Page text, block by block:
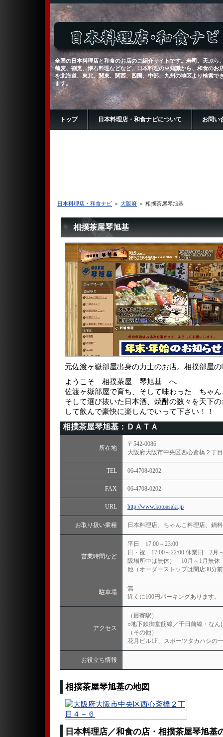
全国の日本料理店と和食のお店のご紹介サイトです。寿司、天ぷら
蕎麦、割烹、懐石料理などなど、日本料理の豆知識から、和食のお
を北海道、東北、関東、関西、四国、中部、九州の地区より検索で
ます。
トップ 日本料理店・和食ナビについて お問い
日本料理店・和食ナビ ＞ 大阪府 ＞ 相撲茶屋琴旭基
相撲茶屋琴旭基
元佐渡ヶ嶽部屋出身の力士のお店。相撲部屋
ようこそ 相撲茶屋 琴旭基 へ
佐渡ヶ嶽部屋で育ち、そして味わった ちゃん
そして選び抜いた日本酒、焼酎の数々を天下
して飲んで豪快に楽しんでいって下さい！！
相撲茶屋琴旭基：ＤＡＴＡ
所在地
〒542-0086
大阪府大阪市中央区西心斎橋２丁
TEL 06-4708-0202
FAX 06-4708-0202
URL http://www.kotoasaki.jp
お取り扱い業種 日本料理店、ちゃんこ料理店、鍋
営業時間など
平日 17:00～23:00
日・祝 17:00～22:00 休業日 2月
阪場所中は無休） 10月～1月無休
他（オーダーストップは閉店30分
駐車場
無
近くに100円パーキングあります。
アクセス
（最寄駅）
○地下鉄御堂筋線／千日前線・なん
（その他）
花月ビル1F、スポーツタカハシの
お役立ち情報
相撲茶屋琴旭基の地図
日本料理店／和食の店・相撲茶屋琴旭基